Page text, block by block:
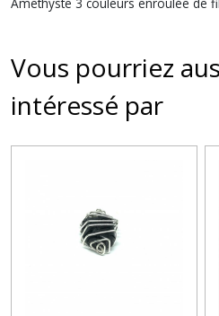
Vous pourriez
intéressé par